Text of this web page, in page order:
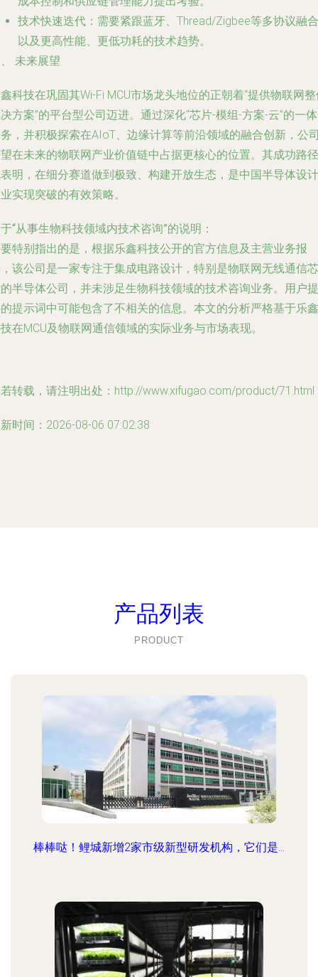
技术快速迭代 ：需要紧跟蓝牙、Thread/Zigbee等多协议融合
以及更高性能、更低功耗的技术趋势。
未来展望
科技在巩固其Wi-Fi MCU市场龙头地位的正朝着“提供物联网
方案”的平台型公司迈进。通过深化“芯片-模组-方案-云”的一
，并积极探索在AIoT、边缘计算等前沿领域的融合创新，公
在未来的物联网产业价值链中占据更核心的位置。其成功路径
明，在细分赛道做到极致、构建开放生态，是中国半导体设计
实现突破的有效策略。
“从事生物科技领域内技术咨询”的说明 ：
特别指出的是，根据乐鑫科技公开的官方信息及主营业务报
该公司是一家专注于集成电路设计 ，特别是物联网无线通信芯
半导体公司， 并未涉足生物科技领域的技术咨询业务。用户提
提示词中可能包含了不相关的信息。本文的分析严格基于乐鑫
在MCU及物联网通信领域的实际业务与市场表现。
转载，请注明出处：http://www.xifugao.com/product/71.html
时间：2026-08-06 07:02:38
产品列表
PRODUCT
棒棒哒！鲤城新增2家市级新型研发机构，它们是...